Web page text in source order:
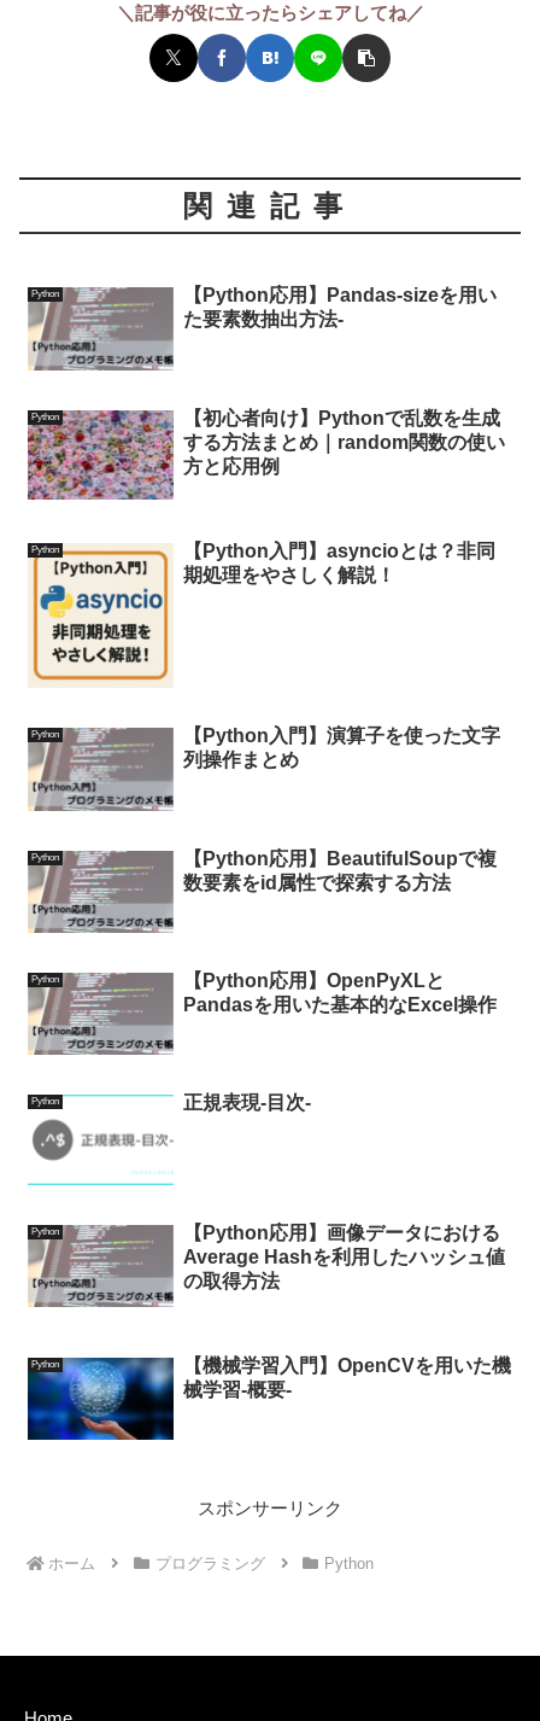
＼記事が役に立ったらシェアしてね／
関連記事
Python
【Python応用】Pandas-sizeを用い
た要素数抽出方法-
Python
【初心者向け】Pythonで乱数を生成
する方法まとめ｜random関数の使い
方と応用例
Python
【Python入門】asyncioとは？非同
期処理をやさしく解説！
Python
【Python入門】演算子を使った文字
列操作まとめ
Python
【Python応用】BeautifulSoupで複
数要素をid属性で探索する方法
Python
【Python応用】OpenPyXLと
Pandasを用いた基本的なExcel操作
Python 正規表現-目次-
Python
【Python応用】画像データにおける
Average Hashを利用したハッシュ値
の取得方法
Python
【機械学習入門】OpenCVを用いた機
械学習-概要-
スポンサーリンク
ホーム プログラミング Python